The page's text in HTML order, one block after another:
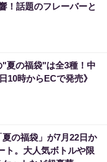
！話題のフレーバーと
夏の福袋"は全3種！中
10時からECで発売》
夏の福袋」が7月22日か
ト。大人気ボトルや限